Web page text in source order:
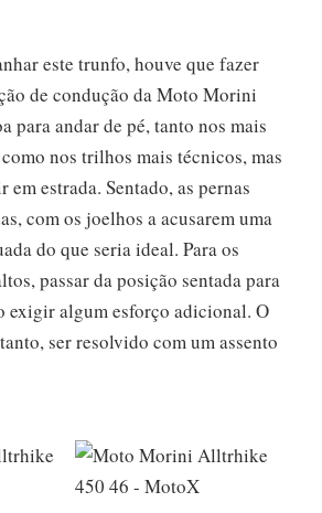
este trunfo, houve que fazer
de condução da Moto Morini
para andar de pé, tanto nos mais
nos trilhos mais técnicos, mas
em estrada. Sentado, as pernas
com os joelhos a acusarem uma
do que seria ideal. Para os
passar da posição sentada para
exigir algum esforço adicional. O
ser resolvido com um assento